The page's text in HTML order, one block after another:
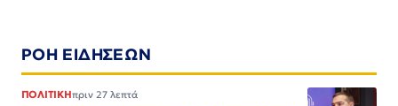
ΡΟΗ ΕΙΔΗΣΕΩΝ
ΠΟΛΙΤΙΚΗπριν 27 λεπτά